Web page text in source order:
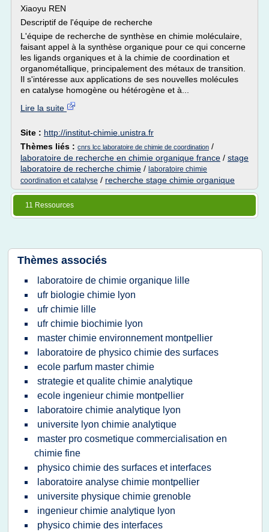
Xiaoyu REN
Descriptif de l'équipe de recherche
L'équipe de recherche de synthèse en chimie moléculaire,
faisant appel à la synthèse organique pour ce qui concerne
les ligands organiques et à la chimie de coordination et
organométallique, principalement des métaux de transition.
Il s'intéresse aux applications de ses nouvelles molécules
en catalyse homogène ou hétérogène et à...
Lire la suite
Site : http://institut-chimie.unistra.fr
Thèmes liés : cnrs lcc laboratoire de chimie de coordination /
laboratoire de recherche en chimie organique france / stage
laboratoire de recherche chimie / laboratoire chimie
coordination et catalyse / recherche stage chimie organique
11 Ressources
Thèmes associés
laboratoire de chimie organique lille
ufr biologie chimie lyon
ufr chimie lille
ufr chimie biochimie lyon
master chimie environnement montpellier
laboratoire de physico chimie des surfaces
ecole parfum master chimie
strategie et qualite chimie analytique
ecole ingenieur chimie montpellier
laboratoire chimie analytique lyon
universite lyon chimie analytique
master pro cosmetique commercialisation en
chimie fine
physico chimie des surfaces et interfaces
laboratoire analyse chimie montpellier
universite physique chimie grenoble
ingenieur chimie analytique lyon
physico chimie des interfaces